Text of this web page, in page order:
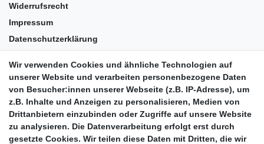
Widerrufsrecht
Impressum
Datenschutzerklärung
Barrierefreiheit
Anleitungen
Vertrag widerrufen
Wir verwenden Cookies und ähnliche Technologien auf
unserer Website und verarbeiten personenbezogene Daten
von Besucher:innen unserer Webseite (z.B. IP-Adresse), um
z.B. Inhalte und Anzeigen zu personalisieren, Medien von
Drittanbietern einzubinden oder Zugriffe auf unsere Website
zu analysieren. Die Datenverarbeitung erfolgt erst durch
gesetzte Cookies. Wir teilen diese Daten mit Dritten, die wir